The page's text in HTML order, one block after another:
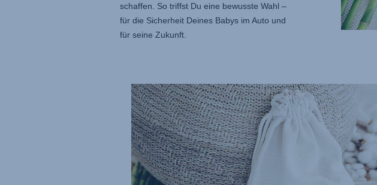
schaffen. So triffst Du eine bewusste Wahl –
für die Sicherheit Deines Babys im Auto und
für seine Zukunft.